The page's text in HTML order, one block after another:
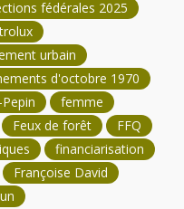
fédérales 2025
urbain
d'octobre 1970
femme
Feux de forêt
FFQ
financiarisation
Françoise David